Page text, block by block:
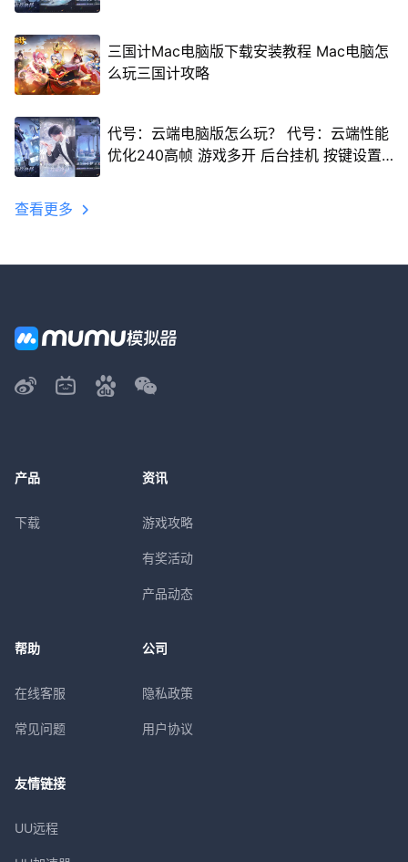
三国计Mac电脑版下载安装教程 Mac电脑怎
么玩三国计攻略
代号：云端电脑版怎么玩？ 代号：云端性能
优化240高帧 游戏多开 后台挂机 按键设置
查看更多
产品
下载
资讯
游戏攻略
有奖活动
产品动态
帮助
在线客服
常见问题
公司
隐私政策
用户协议
友情链接
UU远程